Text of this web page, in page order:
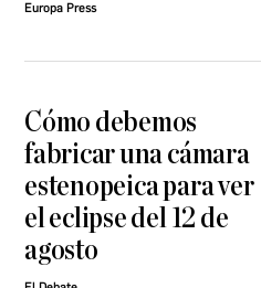
Europa Press
Cómo debemos
fabricar una cámara
estenopeica para ver
el eclipse del 12 de
agosto